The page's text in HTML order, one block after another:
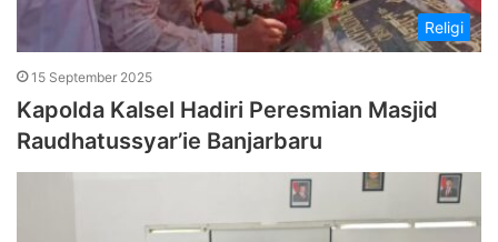
Religi
15 September 2025
Kapolda Kalsel Hadiri Peresmian Masjid
Raudhatussyar’ie Banjarbaru